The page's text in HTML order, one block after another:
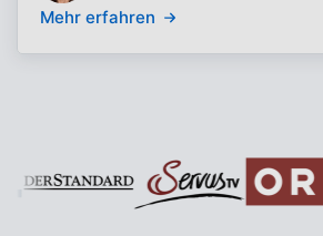
Mehr erfahren